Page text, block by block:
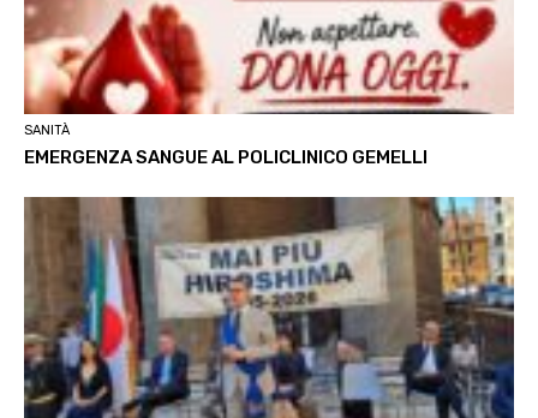
SANITÀ
EMERGENZA SANGUE AL POLICLINICO GEMELLI